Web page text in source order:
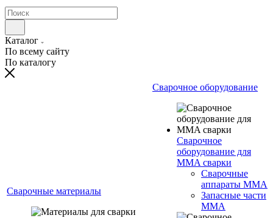
Каталог
По всему сайту
По каталогу
Сварочные материалы
Сварочное оборудование
Сварочное
оборудование для
MMA сварки
Сварочные
аппараты MMA
Запасные части
MMA